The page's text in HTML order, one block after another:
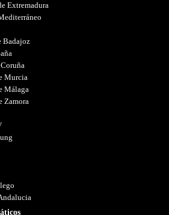
Extremadura
Badajoz
Murcia
Málaga
Zamora